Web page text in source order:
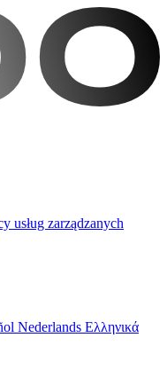
usług zarządzanych
Nederlands Ελληνικά